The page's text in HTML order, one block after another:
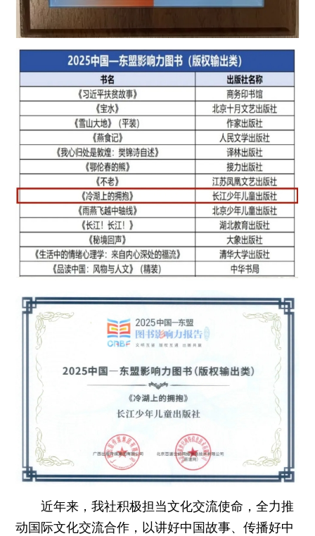
近年来，我社积极担当文化交流使命，全力推
动国际文化交流合作，以讲好中国故事、传播好中